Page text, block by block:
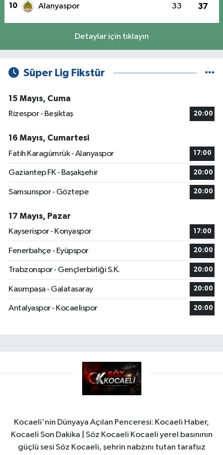
10 Alanyaspor 33 37
Detaylar için tıklayın
Süper Lig Fikstür
15 Mayıs, Cuma
Rizespor - Beşiktaş
20:00
16 Mayıs, Cumartesi
Fatih Karagümrük - Alanyaspor
17:00
Gaziantep FK - Başakşehir 20:00
Samsunspor - Göztepe 20:00
17 Mayıs, Pazar
Kayserispor - Konyaspor
17:00
Fenerbahçe - Eyüpspor 20:00
Trabzonspor - Gençlerbirliği S.K. 20:00
Kasımpaşa - Galatasaray 20:00
Antalyaspor - Kocaelispor 20:00
Kocaeli'nin Dünyaya Açılan Penceresi: Kocaeli Haber,
Kocaeli Son Dakika | Söz Kocaeli Kocaeli yerel basınının
güçlü sesi Söz Kocaeli, şehrin nabzını tutan tarafsız